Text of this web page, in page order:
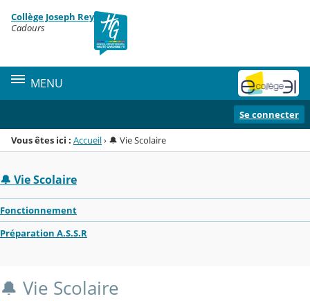
Menu de la rubrique
Contenu
Collège Joseph Rey
Cadours
MENU
Se connecter
Vous êtes ici : Accueil› 🔔 Vie Scolaire
🔔 Vie Scolaire
Fonctionnement
Préparation A.S.S.R
🔔 Vie Scolaire